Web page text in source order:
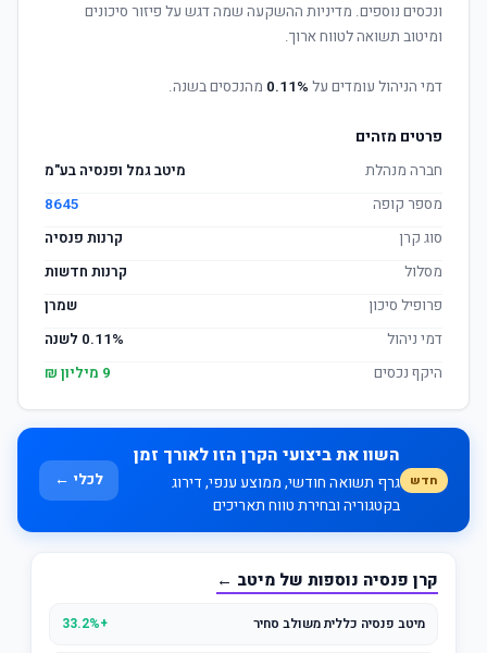
ונכסים נוספים. מדיניות ההשקעה שמה דגש על פיזור סיכונים
ומיטוב תשואה לטווח ארוך.
דמי הניהול עומדים על 0.11% מהנכסים בשנה.
פרטים מזהים
חברה מנהלת
מיטב גמל ופנסיה בע"מ
מספר קופה
8645
סוג קרן
קרנות פנסיה
מסלול
קרנות חדשות
פרופיל סיכון
שמרן
דמי ניהול
0.11% לשנה
היקף נכסים
9 מיליון ₪
חדש
השוו את ביצועי הקרן הזו לאורך זמן
גרף תשואה חודשי, ממוצע ענפי, דירוג
בקטגוריה ובחירת טווח תאריכים
לכלי ←
קרן פנסיה נוספות של מיטב ←
מיטב פנסיה כללית משולב סחיר +33.2%